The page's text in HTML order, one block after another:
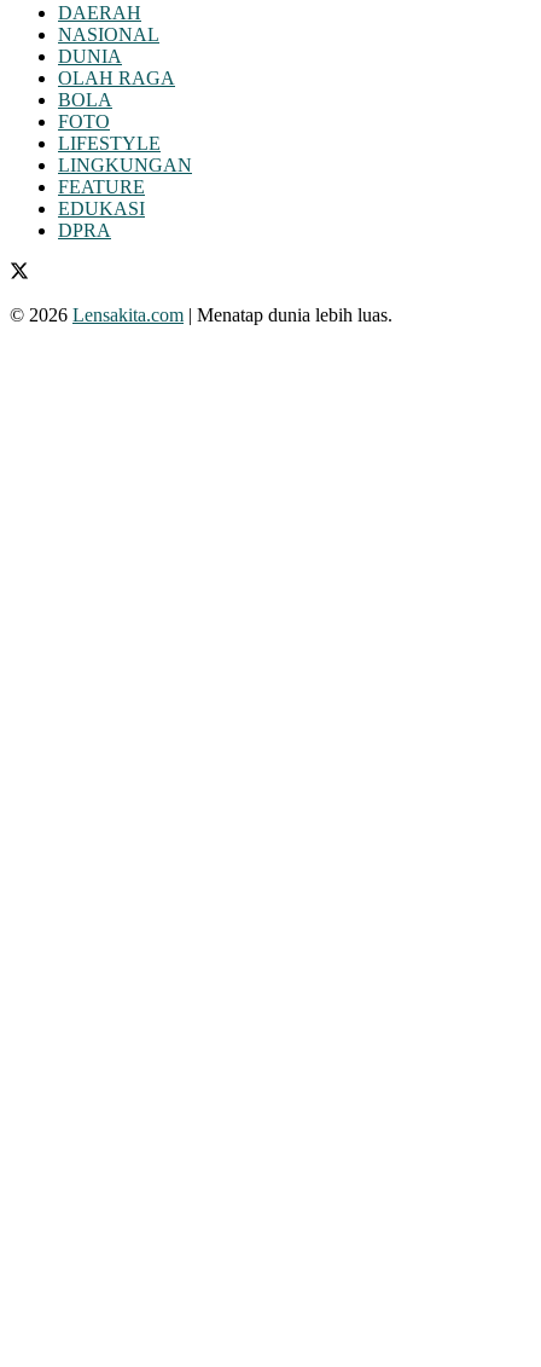
DAERAH
NASIONAL
DUNIA
OLAH RAGA
BOLA
FOTO
LIFESTYLE
LINGKUNGAN
FEATURE
EDUKASI
DPRA
© 2026 Lensakita.com | Menatap dunia lebih luas.